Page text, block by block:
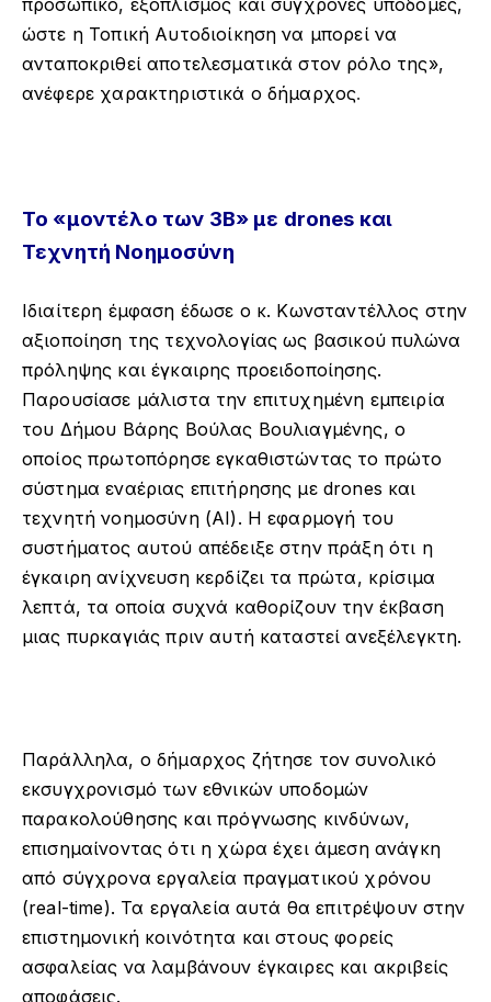
προσωπικό, εξοπλισμός και σύγχρονες υποδομές,
ώστε η Τοπική Αυτοδιοίκηση να μπορεί να
ανταποκριθεί αποτελεσματικά στον ρόλο της»,
ανέφερε χαρακτηριστικά ο δήμαρχος.
Το «μοντέλο των 3Β» με drones και
Τεχνητή Νοημοσύνη
Ιδιαίτερη έμφαση έδωσε ο κ. Κωνσταντέλλος στην
αξιοποίηση της τεχνολογίας ως βασικού πυλώνα
πρόληψης και έγκαιρης προειδοποίησης.
Παρουσίασε μάλιστα την επιτυχημένη εμπειρία
του Δήμου Βάρης Βούλας Βουλιαγμένης, ο
οποίος πρωτοπόρησε εγκαθιστώντας το πρώτο
σύστημα εναέριας επιτήρησης με drones και
τεχνητή νοημοσύνη (AI). Η εφαρμογή του
συστήματος αυτού απέδειξε στην πράξη ότι η
έγκαιρη ανίχνευση κερδίζει τα πρώτα, κρίσιμα
λεπτά, τα οποία συχνά καθορίζουν την έκβαση
μιας πυρκαγιάς πριν αυτή καταστεί ανεξέλεγκτη.
Παράλληλα, ο δήμαρχος ζήτησε τον συνολικό
εκσυγχρονισμό των εθνικών υποδομών
παρακολούθησης και πρόγνωσης κινδύνων,
επισημαίνοντας ότι η χώρα έχει άμεση ανάγκη
από σύγχρονα εργαλεία πραγματικού χρόνου
(real-time). Τα εργαλεία αυτά θα επιτρέψουν στην
επιστημονική κοινότητα και στους φορείς
ασφαλείας να λαμβάνουν έγκαιρες και ακριβείς
αποφάσεις.